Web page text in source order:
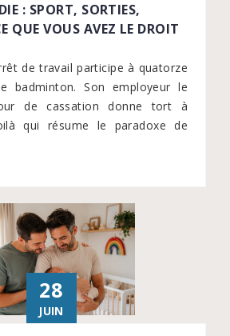
: SPORT, SORTIES,
QUE VOUS AVEZ LE DROIT
de travail participe à quatorze
badminton. Son employeur le
de cassation donne tort à
qui résume le paradoxe de
28
JUIN